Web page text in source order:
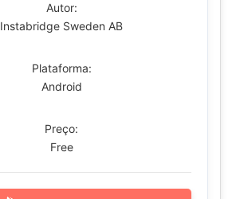
Autor:
Instabridge Sweden AB
Plataforma:
Android
Preço:
Free